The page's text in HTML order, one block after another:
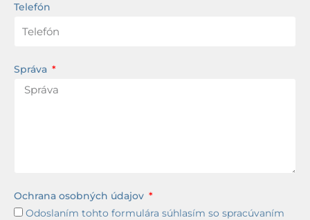
Telefón
Správa
Ochrana osobných údajov
Odoslaním tohto formulára súhlasím so spracúvaním